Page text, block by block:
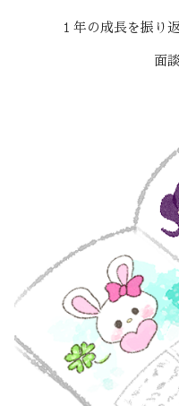
１年の成長を振り
面